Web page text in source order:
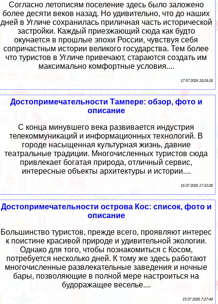
Согласно летописям поселение здесь было заложено
более десяти веков назад. Но удивительно, что до наших
дней в Угличе сохранилась приличная часть исторической
застройки. Каждый приезжающий сюда как будто
окунается в прошлые эпохи России, чувствуя себя
сопричастным истории великого государства. Тем более
что туристов в Угличе привечают, стараются создать им
максимально комфортные условия....
17 07 2026 18:24:18
Достопримечательности Тампере: обзор, фото и
описание
С конца минувшего века развивается индустрия
телекоммуникаций и информационных технологий. В
городе насыщенная культурная жизнь, давние
театральные традиции. Многочисленных туристов сюда
привлекает богатая природа, отличный сервис,
интересные объекты архитектуры и истории....
16 07 2026 17:10:28
Достопримечательности острова Кос: список, фото и
описание
Большинство туристов, прежде всего, проявляют интерес
к поистине красивой природе и удивительной экологии.
Однако для того, чтобы познакомиться с Косом,
потребуется несколько дней. К тому же здесь работают
многочисленные развлекательные заведения и ночные
бары, позволяющие в полной мере настроиться на
будоражащее веселье....
15 07 2026 7:27:44